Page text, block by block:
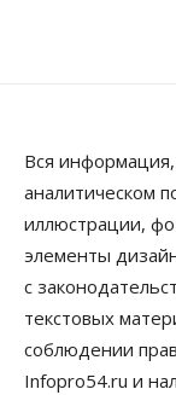
07 Августа 2026,
Общество
Синоптики
на выходных
07 Августа 2026,
Жители
повысить
Вся
аналитическом
иллюстрации,
элементы
с
текстовых
соблюдении
Infopro54.ru и